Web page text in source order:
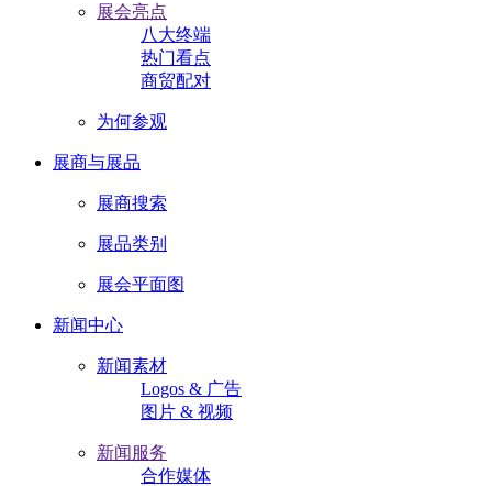
展会亮点
八大终端
热门看点
商贸配对
为何参观
展商与展品
展商搜索
展品类别
展会平面图
新闻中心
新闻素材
Logos & 广告
图片 & 视频
新闻服务
合作媒体